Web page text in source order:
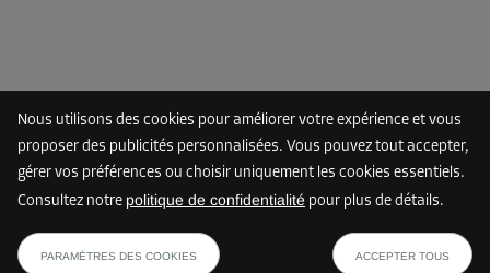
Nous utilisons des cookies pour améliorer votre expérience et vous
proposer des publicités personnalisées. Vous pouvez tout accepter,
gérer vos préférences ou choisir uniquement les cookies essentiels.
Consultez notre politique de confidentialité pour plus de détails.
PARAMÈTRES DES COOKIES ACCEPTER TOUS